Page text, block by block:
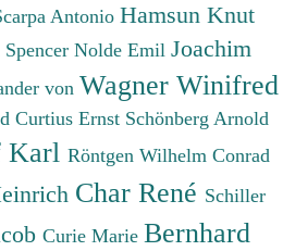
Antonio Hamsun Knut
Nolde Emil Joachim
von Wagner Winifred
Curtius Ernst Schönberg Arnold
Karl Röntgen Wilhelm Conrad
Char René Schiller
Curie Marie Bernhard